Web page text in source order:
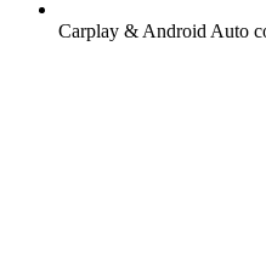
Carplay & Android Auto